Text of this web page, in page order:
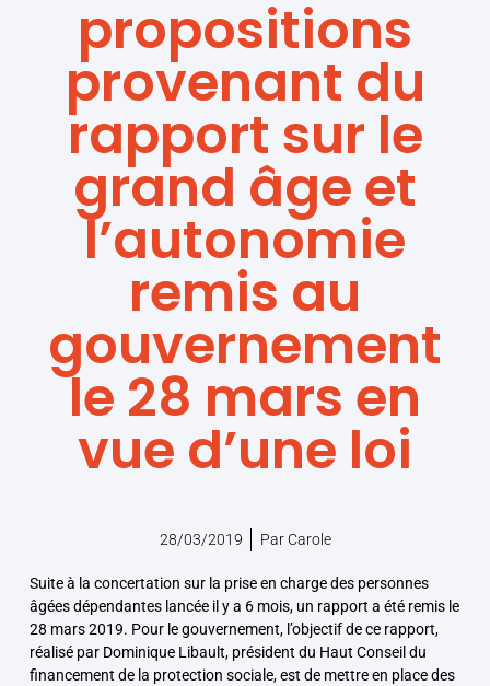
propositions
provenant du
rapport sur le
grand âge et
l’autonomie
remis au
gouvernement
le 28 mars en
vue d’une loi
28/03/2019 ParCarole
Suite à la concertation sur la prise en charge des personnes
âgées dépendantes lancée il y a 6 mois, un rapport a été remis le
28 mars 2019. Pour le gouvernement, l’objectif de ce rapport,
réalisé par Dominique Libault, président du Haut Conseil du
financement de la protection sociale, est de mettre en place des